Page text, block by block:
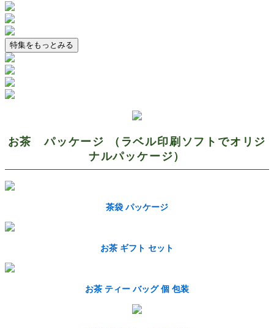
特集をもっとみる
お茶 パッケージ （ラベル印刷ソフトでオリジ
ナルパッケージ）
茶袋 パッケージ
お茶 ギフト セット
お茶 ティー バッグ 個 包装